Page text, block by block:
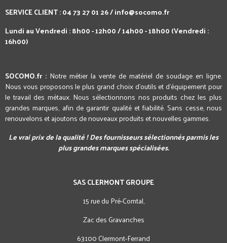
SERVICE CLIENT : 04 73 27 01 26 /info@socomo.fr
Lundi au Vendredi : 8h00 - 12h00 / 14h00 - 18h00 (Vendredi :
16h00)
SOCOMO.fr : Notre métier la vente de matériel de soudage en ligne.
Nous vous proposons le plus grand choix d'outils et d'équipement pour
le travail des métaux. Nous sélectionnons nos produits chez les plus
grandes marques, afin de garantir qualité et fiabilité. Sans cesse, nous
renouvelons et ajoutons de nouveaux produits et nouvelles gammes.
Le vrai prix de la qualité ! Des fournisseurs sélectionnés parmis les
plus grandes marques spécialisées.
SAS CLERMONT GROUPE
15 rue du Pré-Comtal,
Zac des Gravanches
63100 Clermont-Ferrand